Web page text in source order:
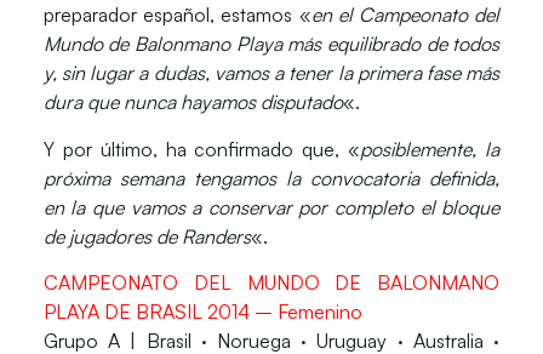
preparador español, estamos «en el Campeonato del
Mundo de Balonmano Playa más equilibrado de todos
y, sin lugar a dudas, vamos a tener la primera fase más
dura que nunca hayamos disputado«.
Y por último, ha confirmado que, «posiblemente, la
próxima semana tengamos la convocatoria definida,
en la que vamos a conservar por completo el bloque
de jugadores de Randers«.
CAMPEONATO DEL MUNDO DE BALONMANO
PLAYA DE BRASIL 2014 – Femenino
Grupo A | Brasil · Noruega · Uruguay · Australia ·